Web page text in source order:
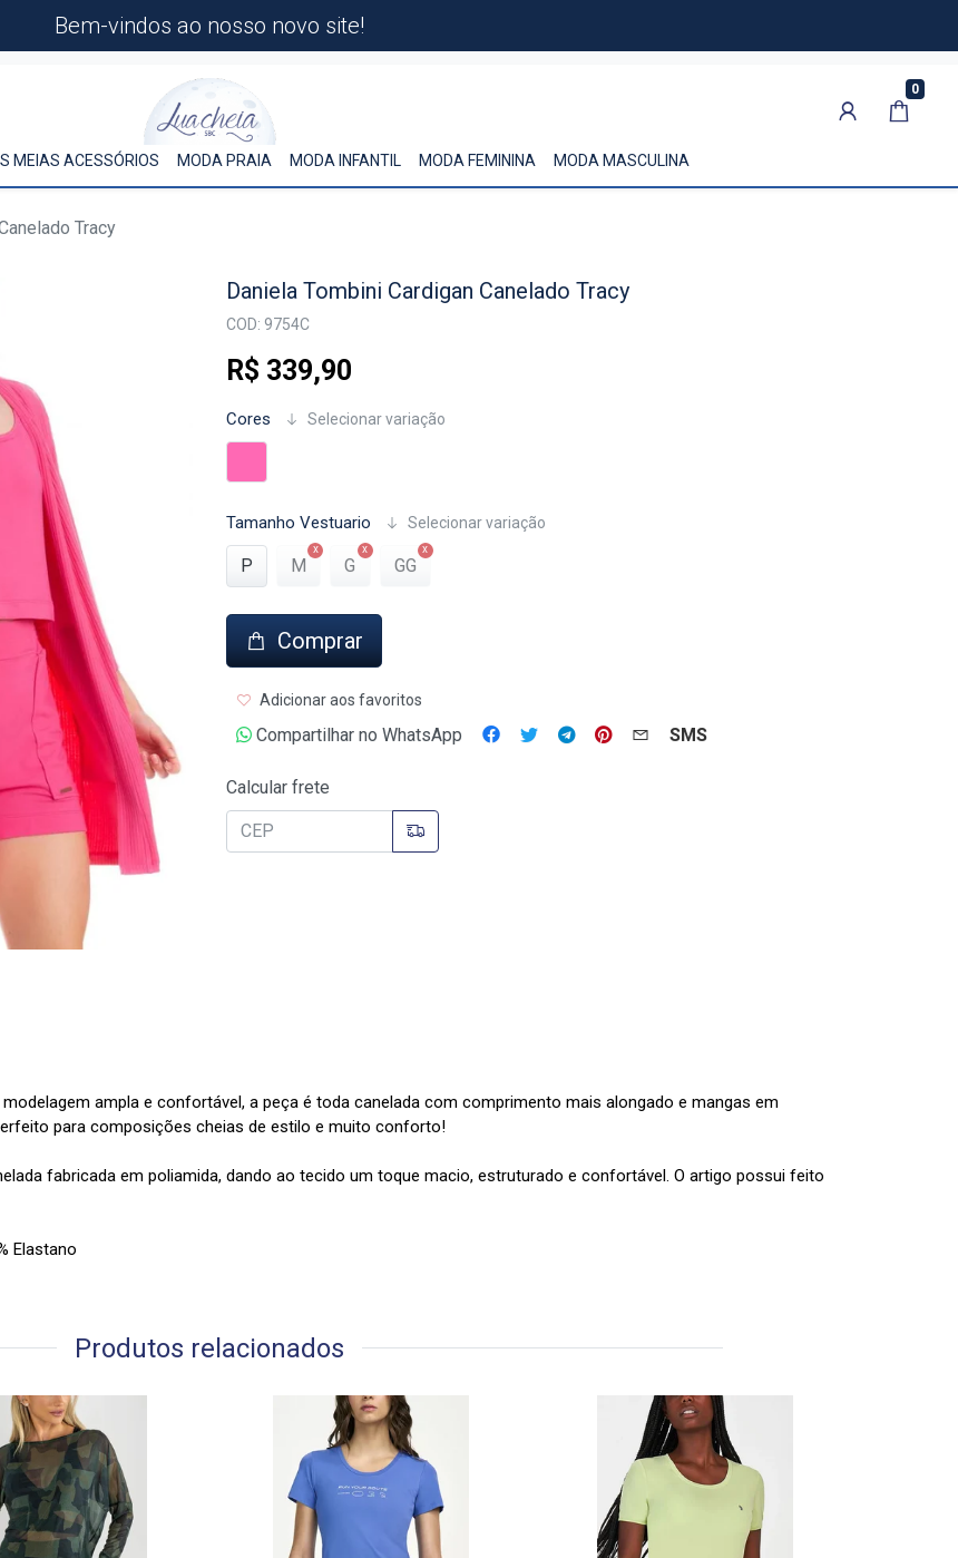
Bem-vindos ao nosso novo site!
0
MEIAS ACESSÓRIOS MODA PRAIA MODA INFANTIL MODA FEMININA MODA MASCULINA
Tracy
Daniela Tombini Cardigan Canelado Tracy
COD: 9754C
R$ 339,90
Cores Selecionar variação
Tamanho Vestuario Selecionar variação
P M G GG
Comprar
Adicionar aos favoritos
Compartilhar no WhatsApp SMS
Calcular frete
ampla e confortável, a peça é toda canelada com comprimento mais alongado e mangas em
para composições cheias de estilo e muito conforto!
fabricada em poliamida, dando ao tecido um toque macio, estruturado e confortável. O artigo possui feito
Elastano
Produtos relacionados